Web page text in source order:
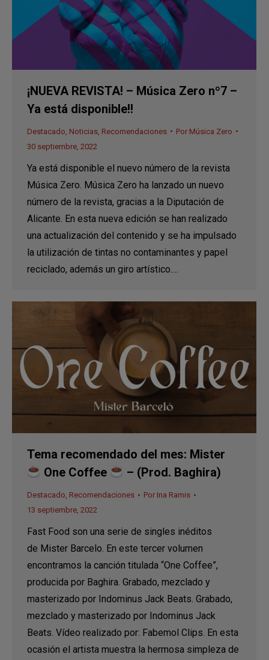
¡NUEVA REVISTA! – Música Zero nº7 –
Ya está disponible!!
Destacado Noticias Recomendaciones Por Música Zero
30 septiembre, 2022
Ya está disponible el nuevo número de la revista
Música Zero. Música Zero ha lanzado un nuevo
número de la revista, gracias a la Diputación de
Alicante. En esta nueva edición se han realizado
una actualización del contenido y se ha impulsado
la utilización de tintas no contaminantes y papel
reciclado, además un giro artístico.…
Tema recomendado del mes: Mister
One Coffee
– (Prod. Baghira)
Destacado, Recomendaciones Por Ina Ramis
13 septiembre, 2022
Fast Food son una serie de singles inéditos
de Mister Barcelo. En este tercer volumen
encontramos la canción titulada “One Coffee”,
producida por Baghira. Grabado, mezclado y
masterizado por Indominus Jack Beats. Grabado,
mezclado y masterizado por Indominus Jack
Beats. Vídeo realizado por: Fabemol Clips. En esta
ocasión el artista muestra la hermosa simpleza de